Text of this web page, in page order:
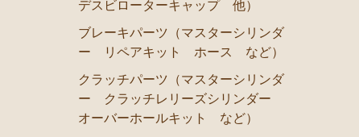
エンジンパーツ（ガスケット類）
エンジンパーツ（マウント 他）
冷却パーツ（ポンプ サーモスタット ファン ファン
ブレーキパーツ（マスターシリンダー リペアキット
デスビローターキャップ 他）
ブレーキパーツ（マスターシリンダ
ー リペアキット ホース など）
クラッチパーツ（マスターシリンダ
ー クラッチレリーズシリンダー
オーバーホールキット など）